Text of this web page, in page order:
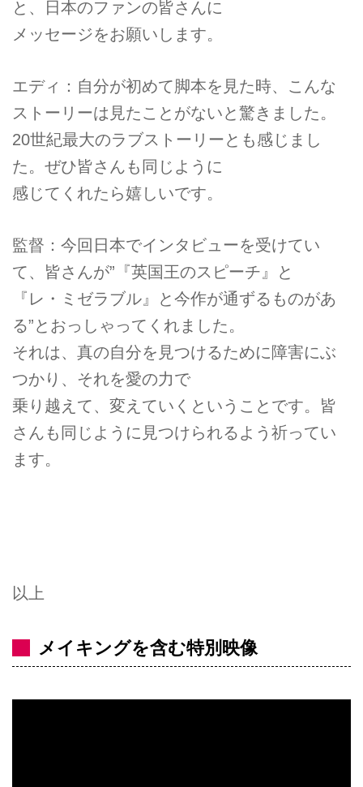
と、日本のファンの皆さんに
メッセージをお願いします。
エディ：自分が初めて脚本を見た時、こんな
ストーリーは見たことがないと驚きました。
20世紀最大のラブストーリーとも感じまし
た。ぜひ皆さんも同じように
感じてくれたら嬉しいです。
監督：今回日本でインタビューを受けてい
て、皆さんが”『英国王のスピーチ』と
『レ・ミゼラブル』と今作が通ずるものがあ
る”とおっしゃってくれました。
それは、真の自分を見つけるために障害にぶ
つかり、それを愛の力で
乗り越えて、変えていくということです。皆
さんも同じように見つけられるよう祈ってい
ます。
以上
メイキングを含む特別映像